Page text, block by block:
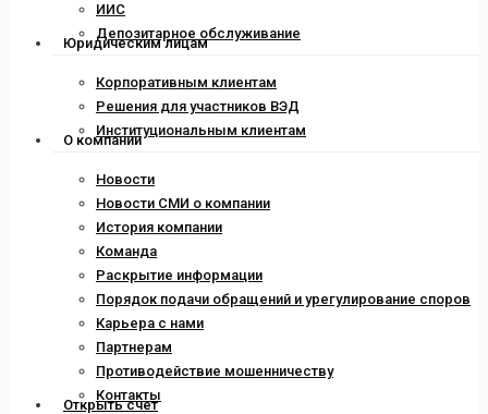
ИИС
Депозитарное обслуживание
Юридическим лицам
Корпоративным клиентам
Решения для участников ВЭД
Институциональным клиентам
О компании
Новости
Новости СМИ о компании
История компании
Команда
Раскрытие информации
Порядок подачи обращений и урегулирование споров
Карьера с нами
Партнерам
Противодействие мошенничеству
Контакты
Открыть счет